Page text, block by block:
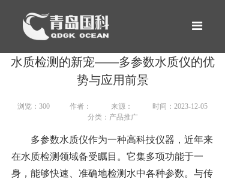
网站
租赁
新
关于
水质检测的新宠——多参数水质仪的优
势与应用前景
浏览： 300 作者： 来源：
时间：2023-12-05
分类：产品推广
多参数水质仪作为一种高科技仪器，近年来
在水质检测领域备受瞩目。它集多项功能于一
身，能够快速、准确地检测水中各种参数。与传